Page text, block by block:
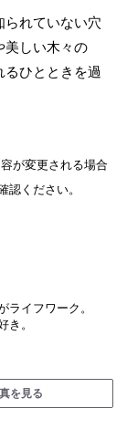
れていない穴
美しい木々の
ひとときを過
が変更される場合
認ください。
ライフワーク。
き。
を見る